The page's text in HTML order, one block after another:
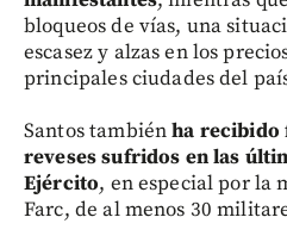
bloqueos de vías, una
escasez y alzas en los
principales ciudades del
Santos tambiénha recibido
reveses sufridos en las
Ejército, en especial por la
Farc, de al menos 30